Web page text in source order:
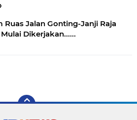
Ruas Jalan Gonting-Janji Raja
Dikerjakan......